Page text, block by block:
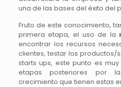
una de las bases del éxito del
Fruto de este conocimiento,
primera etapa, el uso de la
encontrar los recursos
clientes, testar los productos/
starts ups, este punto es
etapas posteriores por
crecimiento que tienen estas